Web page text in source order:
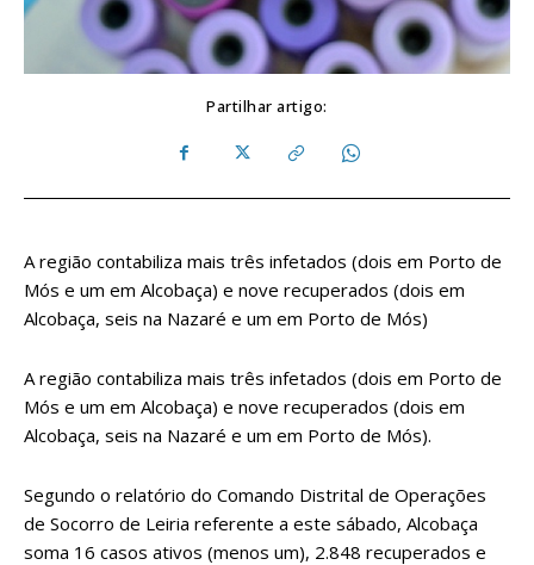
Partilhar artigo:
A região contabiliza mais três infetados (dois em Porto de
Mós e um em Alcobaça) e nove recuperados (dois em
Alcobaça, seis na Nazaré e um em Porto de Mós)
A região contabiliza mais três infetados (dois em Porto de
Mós e um em Alcobaça) e nove recuperados (dois em
Alcobaça, seis na Nazaré e um em Porto de Mós).
Segundo o relatório do Comando Distrital de Operações
de Socorro de Leiria referente a este sábado, Alcobaça
soma 16 casos ativos (menos um), 2.848 recuperados e